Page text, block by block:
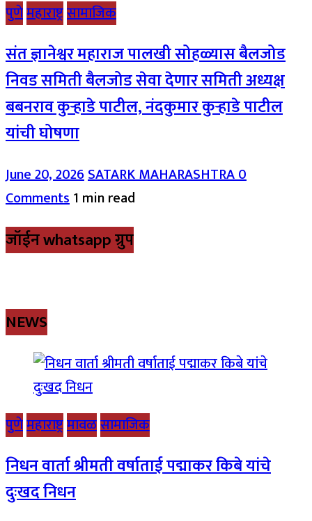
पुणेमहाराष्ट्रसामाजिक
संत ज्ञानेश्वर महाराज पालखी सोहळ्यास बैलजोड
निवड समिती बैलजोड सेवा देणार समिती अध्यक्ष
बबनराव कुऱ्हाडे पाटील, नंदकुमार कुऱ्हाडे पाटील
यांची घोषणा
June 20, 2026SATARK MAHARASHTRA0
Comments1 min read
जॉईन whatsapp ग्रुप
NEWS
पुणेमहाराष्ट्रमावळसामाजिक
निधन वार्ता श्रीमती वर्षाताई पद्माकर किबे यांचे
दुःखद निधन